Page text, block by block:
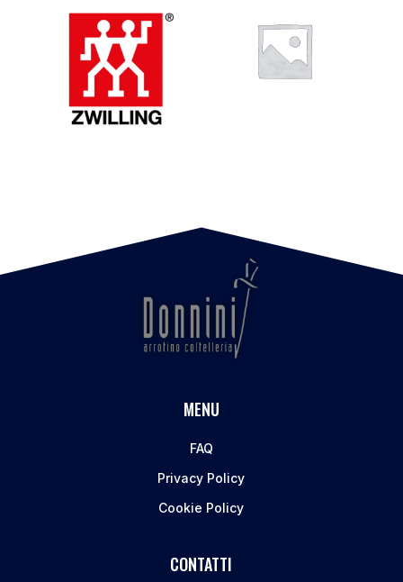
MENU
FAQ
Privacy Policy
Cookie Policy
CONTATTI